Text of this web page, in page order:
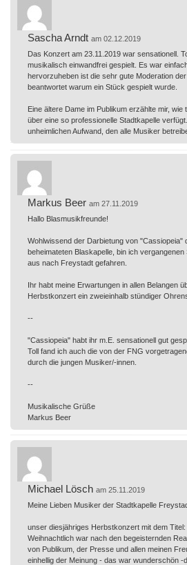
Sascha Arndt am 02.12.2019
Das Konzert am 23.11.2019 war sensationell.
musikalisch einwandfrei gespielt. Es war
hervorzuheben ist die sehr gute Moderation
beantwortet warum ein Stück gespielt wurde.
Eine ältere Dame im Publikum erzählte mir,
über eine so professionelle Stadtkapelle
unheimlichen Aufwand, den alle Musiker
Markus Beer am 27.11.2019
Hallo Blasmusikfreunde!
Wohlwissend der Darbietung von "Cassiopeia"
beheimateten Blaskapelle, bin ich
aus nach Freystadt gefahren.
Ihr habt meine Erwartungen in allen Belangen
Herbstkonzert ein zweieinhalb stündiger
--
"Cassiopeia" habt ihr m.E. sensationell gut
Toll fand ich auch die von der FNG
durch die jungen Musiker/-innen.
--
Musikalische Grüße
Markus Beer
Michael Lösch am 25.11.2019
Meine Lieben Musiker der Stadtkapelle
unser diesjähriges Herbstkonzert mit dem
Weihnachtlich war nach den begeisternden
von Publikum, der Presse und allen meinen
einhellig der Meinung - das war wunderschön